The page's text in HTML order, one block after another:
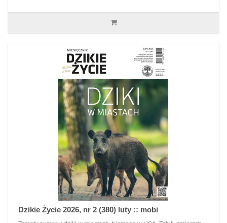
Dzikie Życie 2026, nr 2 (380) luty :: mobi